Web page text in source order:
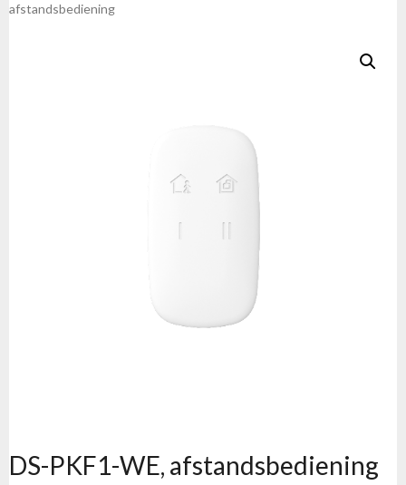
afstandsbediening
DS-PKF1-WE, afstandsbediening